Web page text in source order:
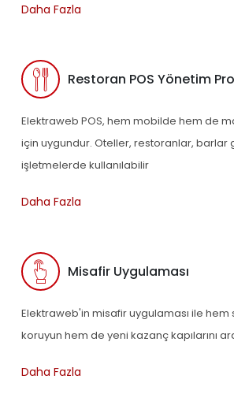
Daha Fazla
Restoran POS Yönetim
Elektraweb POS, hem mobilde hem de
için uygundur. Oteller, restoranlar, barlar
işletmelerde kullanılabilir
Daha Fazla
Misafir Uygulaması
Elektraweb'in misafir uygulaması ile
koruyun hem de yeni kazanç kapılarını
Daha Fazla